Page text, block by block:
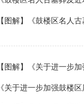
【图解】《鼓楼区名人
【图解】《关于进一步
《关于进一步加强鼓楼